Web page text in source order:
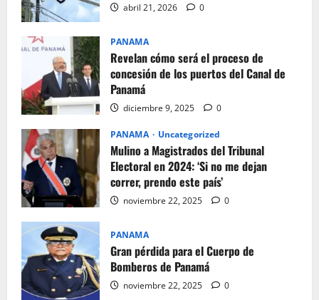
abril 21, 2026 0
PANAMA
Revelan cómo será el proceso de
concesión de los puertos del Canal de
Panamá
diciembre 9, 2025 0
PANAMA Uncategorized
Mulino a Magistrados del Tribunal
Electoral en 2024: ‘Si no me dejan
correr, prendo este país’
noviembre 22, 2025 0
PANAMA
Gran pérdida para el Cuerpo de
Bomberos de Panamá
noviembre 22, 2025 0